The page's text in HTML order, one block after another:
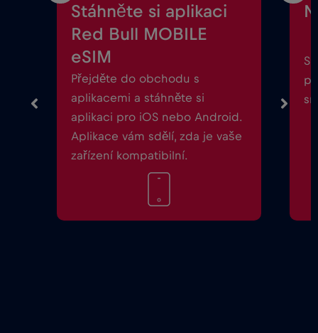
Stáhněte si aplikaci
Red Bull MOBILE
eSIM
Přejděte do obchodu s
aplikacemi a stáhněte si
aplikaci pro iOS nebo Android.
Aplikace vám sdělí, zda je vaše
zařízení kompatibilní.